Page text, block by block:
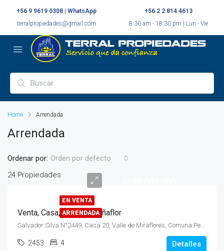
+56 9 9619 0308 | WhatsApp
terralpropiedades@gmail.com
+56 2 2 814 4613
8:30 am - 18:30 pm | Lun - Vie
Home Arrendada
Arrendada
24 Propiedades
Ordenar por: Orden por defecto
EN VENTA
ARRENDADA
Venta, Casa, 2 pisos, Peñaflor
Salvador Silva N°2449, Casa 20, Valle de Miraflores, Comuna Peñaflor
2453 4 Detalles